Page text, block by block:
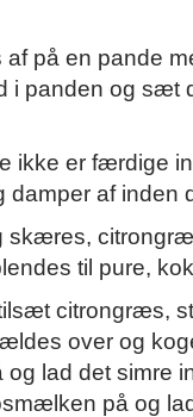
på en pande
i panden og sæt
ikke er færdige
damper af inden
skæres,
til pure,
citrongræs,
over og
lad det simre
på og